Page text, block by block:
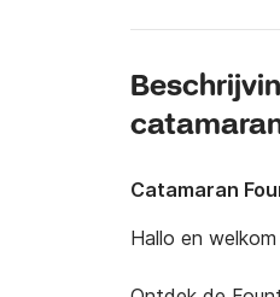
Catamaran
Hallo en